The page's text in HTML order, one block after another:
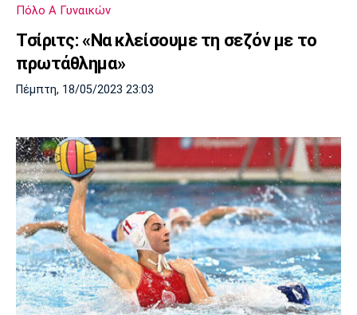
Πόλο Α Γυναικών
Τσίριτς: «Να κλείσουμε τη σεζόν με το
πρωτάθλημα»
Πέμπτη, 18/05/2023 23:03